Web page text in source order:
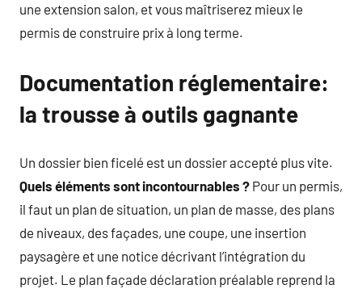
une extension salon, et vous maîtriserez mieux le
permis de construire prix à long terme.
Documentation réglementaire:
la trousse à outils gagnante
Un dossier bien ficelé est un dossier accepté plus vite.
Quels éléments sont incontournables ? Pour un permis,
il faut un plan de situation, un plan de masse, des plans
de niveaux, des façades, une coupe, une insertion
paysagère et une notice décrivant l’intégration du
projet. Le plan façade déclaration préalable reprend la